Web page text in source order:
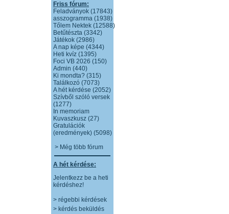
Friss fórum:
Feladványok (17843)
asszogramma (1938)
Tőlem Nektek (12588)
Betűtészta (3342)
Játékok (2986)
A nap képe (4344)
Heti kvíz (1395)
Foci VB 2026 (150)
Admin (440)
Ki mondta? (315)
Találkozó (7073)
A hét kérdése (2052)
Szívből szóló versek
(1277)
In memoriam
Kuvaszkusz (27)
Gratulációk
(eredmények) (5098)
> Még több fórum
A hét kérdése:
Jelentkezz be a heti
kérdéshez!
> régebbi kérdések
> kérdés beküldés